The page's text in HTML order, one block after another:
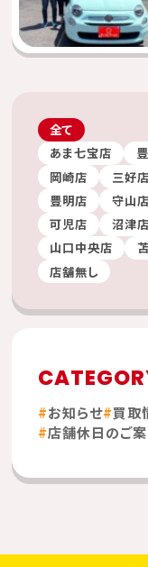
全て
あま七宝店
岡崎店
三好店
豊明店
守山店
可児店
沼津店
山口中央店
店舗無し
お知らせ 買取
店舗休日のご